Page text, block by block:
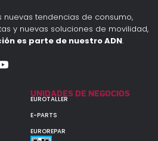
nuevas tendencias de consumo,
y nuevas soluciones de movilidad,
es parte de nuestro ADN.
UNIDADES DE NEGOCIOS
EUROTALLER
E-PARTS
EUROREPAR